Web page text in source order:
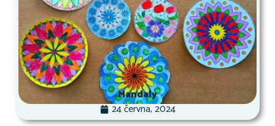
Mandaly
24 června, 2024